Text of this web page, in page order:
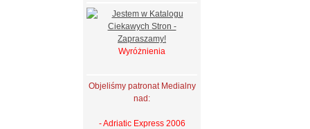
Wyróżnienia
Objeliśmy patronat Medialny
nad:
- Adriatic Express 2006